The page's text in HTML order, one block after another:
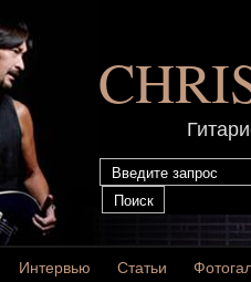
Интервью Статьи